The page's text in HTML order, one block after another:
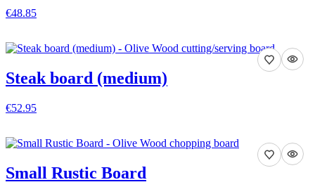
€48.85
Steak board (medium)
€52.95
Small Rustic Board